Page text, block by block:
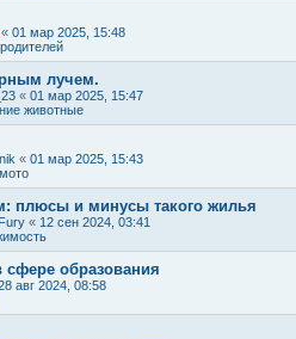
« 01 мар 2025, 15:48
лучем.
« 01 мар 2025, 15:47
животные
« 01 мар 2025, 15:43
плюсы и минусы такого жилья
« 12 сен 2024, 03:41
образования
авг 2024, 08:58